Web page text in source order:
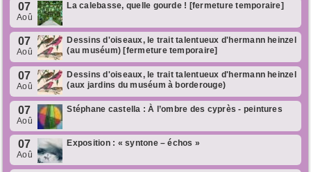
07
Aoû
La calebasse, quelle gourde ! [fermeture temporaire]
07
Aoû
Dessins d'oiseaux, le trait talentueux d'hermann heinzel
(au muséum) [fermeture temporaire]
07
Aoû
Dessins d'oiseaux, le trait talentueux d'hermann heinzel
(aux jardins du muséum à borderouge)
07
Aoû
Stéphane castella : À l’ombre des cyprès - peintures
07
Aoû
Exposition : « syntone – échos »